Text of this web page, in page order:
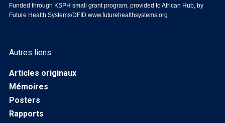
Funded through KSPH small grant program, provided to African Hub, by
Future Health Systems/DFID www.futurehealthsystems.org
Autres liens
Articles originaux
Mémoires
Posters
Rapports